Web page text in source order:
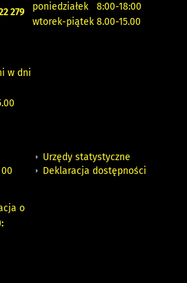
279
w dni
poniedziałek 8:00-18:00
wtorek-piątek 8.00-15.00
o
:
Urzędy statystyczne
Deklaracja dostępności